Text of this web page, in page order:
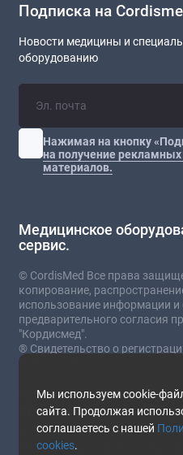
Мы используем cookie-
сайта. Продолжая
соглашаетесь с нашей
cookies.
Подписка на
Новости медицины и
оборудованию
Нажимая на кнопку
на получение
материалов.
Медицинское
сервис.
© CordisMed Все права
копирование,
использование информации и
предварительного согласия
"Кордисмед".
® Свидетельство о
от 03.07.2023
* Сайт носит
является публичной
Стоимость товаров и услуг
текущего курса валют и